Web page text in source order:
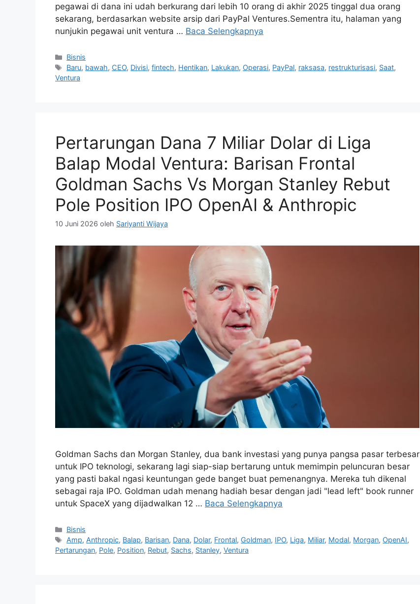
pegawai di dana ini udah berkurang dari lebih 10 orang di akhir 2025 tinggal dua orang
sekarang, berdasarkan website arsip dari PayPal Ventures.Sementra itu, halaman yang
nunjukin pegawai unit ventura … Baca Selengkapnya
Kategori
Bisnis
Tag
Baru, bawah, CEO, Divisi,fintech, Hentikan, Lakukan, Operasi, PayPal, raksasa, restrukturisasi, Saat,
Ventura
Pertarungan Dana 7 Miliar Dolar di Liga
Balap Modal Ventura: Barisan Frontal
Goldman Sachs Vs Morgan Stanley Rebut
Pole Position IPO OpenAI & Anthropic
10 Juni 2026 oleh Sariyanti Wijaya
Goldman Sachs dan Morgan Stanley, dua bank investasi yang punya pangsa pasar terbesar
untuk IPO teknologi, sekarang lagi siap-siap bertarung untuk memimpin peluncuran besar
yang pasti bakal ngasi keuntungan gede banget buat pemenangnya. Mereka tuh dikenal
sebagai raja IPO. Goldman udah menang hadiah besar dengan jadi "lead left" book runner
untuk SpaceX yang dijadwalkan 12 … Baca Selengkapnya
Kategori
Bisnis
Tag
Amp, Anthropic, Balap, Barisan, Dana, Dolar, Frontal, Goldman, IPO, Liga, Miliar, Modal, Morgan, OpenAI,
Pertarungan, Pole, Position, Rebut, Sachs, Stanley, Ventura